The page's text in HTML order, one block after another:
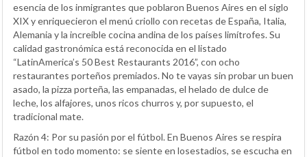
esencia de los inmigrantes que poblaron Buenos Aires en el siglo
XIX y enriquecieron el menú criollo con recetas de España, Italia,
Alemania y la increíble cocina andina de los países limítrofes. Su
calidad gastronómica está reconocida en el listado
“LatinAmerica’s 50 Best Restaurants 2016”, con ocho
restaurantes porteños premiados. No te vayas sin probar un buen
asado, la pizza porteña, las empanadas, el helado de dulce de
leche, los alfajores, unos ricos churros y, por supuesto, el
tradicional mate.
Razón 4: Por su pasión por el fútbol. En Buenos Aires se respira
fútbol en todo momento: se siente en losestadios, se escucha en